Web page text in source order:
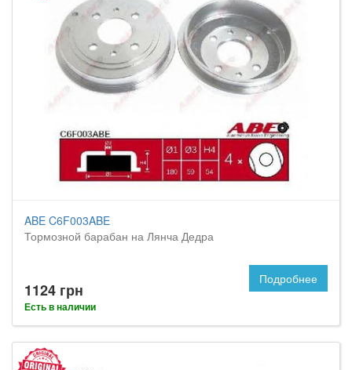
ABE C6F003ABE
Тормозной барабан на Лянча Дедра
1124 грн
Есть в наличии
Подробнее